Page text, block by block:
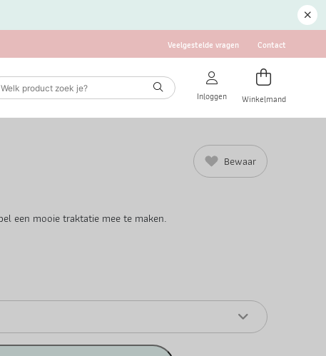
Veelgestelde vragen Contact
Inloggen Winkelmand
Bewaar
een mooie traktatie mee te maken.